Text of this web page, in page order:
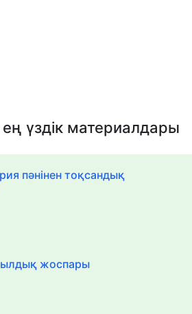
үздік материалдары
пәнінен тоқсандық
жоспары